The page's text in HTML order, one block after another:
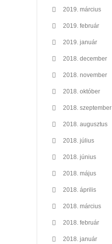
2019. március
2019. február
2019. január
2018. december
2018. november
2018. október
2018. szeptember
2018. augusztus
2018. július
2018. június
2018. május
2018. április
2018. március
2018. február
2018. január